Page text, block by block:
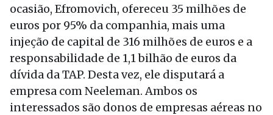
ocasião, Efromovich, ofereceu 35 milhões de
euros por 95% da companhia, mais uma
injeção de capital de 316 milhões de euros e a
responsabilidade de 1,1 bilhão de euros da
dívida da TAP. Desta vez, ele disputará a
empresa com Neeleman. Ambos os
interessados são donos de empresas aéreas no